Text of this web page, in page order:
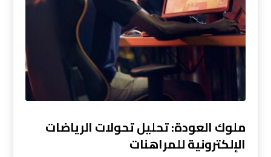
ملوك العودة: تحليل تحولات الرياضات
الإلكترونية للمراهنات